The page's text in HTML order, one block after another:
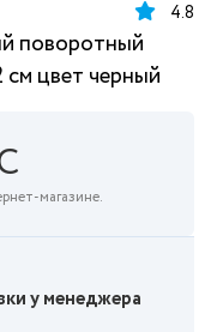
4.8
поворотный
цвет черный
магазине.
у менеджера